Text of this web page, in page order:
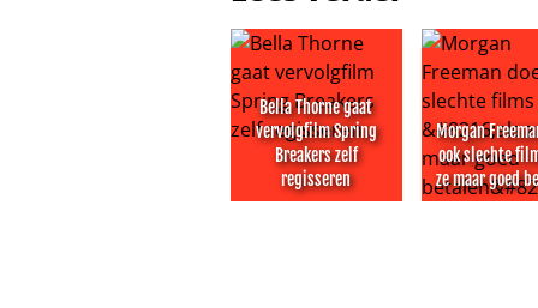
Bella Thorne gaat
vervolgfilm Spring
Breakers zelf
regisseren
Morgan
ook slechte
ze maar goed